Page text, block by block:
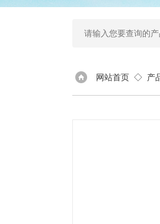
网站首页 ◇ 产